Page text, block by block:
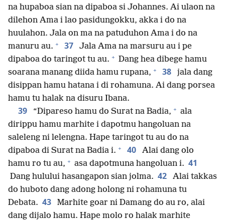
na hupaboa sian na dipaboa si Johannes. Ai ulaon na
dilehon Ama i lao pasidungokku, akka i do na
huulahon. Jala on ma na patuduhon Ama i do na
manuru au. + 37
Jala Ama na marsuru au i pe
dipaboa do taringot tu au. + Dang hea dibege hamu
soarana manang diida hamu rupana, + 38
jala dang
disippan hamu hatana i di rohamuna. Ai dang porsea
hamu tu halak na disuru Ibana.
39 “Dipareso hamu do Surat na Badia, + ala
dirippu hamu marhite i dapotmu hangoluan na
saleleng ni lelengna. Hape taringot tu au do na
dipaboa di Surat na Badia i. + 40
Alai dang olo
hamu ro tu au, + asa dapotmuna hangoluan i. 41
Dang hulului hasangapon sian jolma. 42
Alai takkas
do huboto dang adong holong ni rohamuna tu
Debata. 43
Marhite goar ni Damang do au ro, alai
dang dijalo hamu. Hape molo ro halak marhite